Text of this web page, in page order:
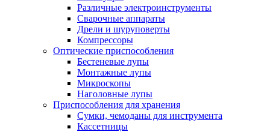
Различные электроинструменты
Сварочные аппараты
Дрели и шуруповерты
Компрессоры
Оптические приспособления
Бестеневые лупы
Монтажные лупы
Микроскопы
Наголовные лупы
Приспособления для хранения
Сумки, чемоданы для инструмента
Кассетницы